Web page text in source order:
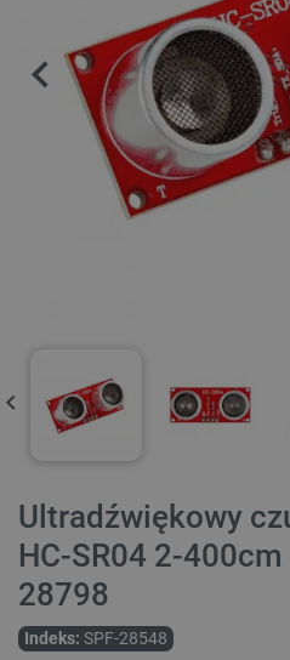
Ultradźwiękowy
HC-SR04 2-400cm
28798
Indeks: SPF-28548